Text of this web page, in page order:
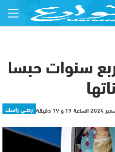
سنوات حبسا
رصــي راسك